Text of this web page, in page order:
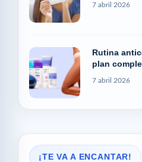
7 abril 2026
Rutina
plan
7 abril 2026
¡TE VA A ENCANTAR!